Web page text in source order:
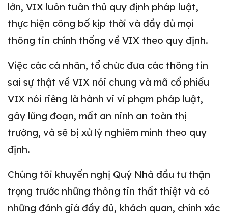
lớn, VIX luôn tuân thủ quy định pháp luật,
thực hiện công bố kịp thời và đầy đủ mọi
thông tin chính thống về VIX theo quy định.
Việc các cá nhân, tổ chức đưa các thông tin
sai sự thật về VIX nói chung và mã cổ phiếu
VIX nói riêng là hành vi vi phạm pháp luật,
gây lũng đoạn, mất an ninh an toàn thị
trường, và sẽ bị xử lý nghiêm minh theo quy
định.
Chúng tôi khuyến nghị Quý Nhà đầu tư thận
trọng trước những thông tin thất thiệt và có
những đánh giá đầy đủ, khách quan, chính xác